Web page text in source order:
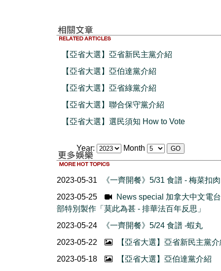
【亞省大選】亞省新民主黨介紹
【亞省大選】亞伯達黨介紹
【亞省大選】亞省綠黨介紹
【亞省大選】聯合保守黨介紹
【亞省大選】選民須知 How to Vote
Year: Month
2023-05-31
《一齊開餐》5/31 食譜 - 梅菜扣肉
2023-05-25
News special 加拿大中文電
部特別製作「莫此為甚 - 排華法百年反思」
2023-05-24
《一齊開餐》5/24 食譜 -蝦丸
2023-05-22
【亞省大選】亞省新民主黨
2023-05-18
【亞省大選】亞伯達黨介紹